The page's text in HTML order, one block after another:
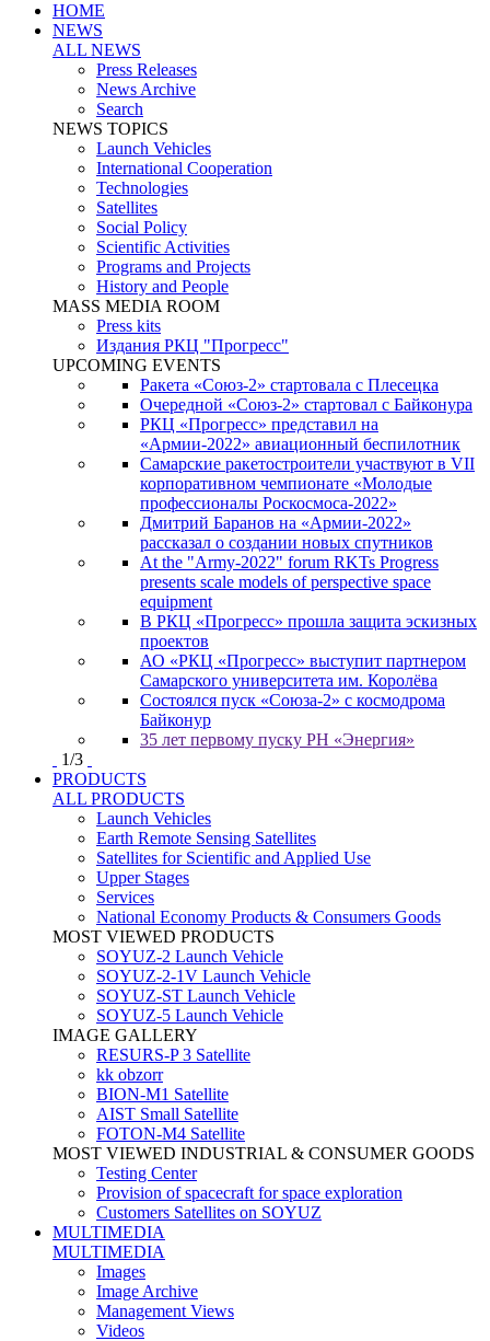
HOME
NEWS
ALL NEWS
Press Releases
News Archive
Search
NEWS TOPICS
Launch Vehicles
International Cooperation
Technologies
Satellites
Social Policy
Scientific Activities
Programs and Projects
History and People
MASS MEDIA ROOM
Press kits
Издания РКЦ "Прогресс"
UPCOMING EVENTS
Ракета «Союз-2» стартовала с Плесецка
Очередной «Союз-2» стартовал с Байконура
РКЦ «Прогресс» представил на
«Армии-2022» авиационный беспилотник
Самарские ракетостроители участвуют в VII
корпоративном чемпионате «Молодые
профессионалы Роскосмоса-2022»
Дмитрий Баранов на «Армии-2022»
рассказал о создании новых спутников
At the "Army-2022" forum RKTs Progress
presents scale models of perspective space
equipment
В РКЦ «Прогресс» прошла защита эскизных
проектов
АО «РКЦ «Прогресс» выступит партнером
Самарского университета им. Королёва
Состоялся пуск «Союза-2» с космодрома
Байконур
35 лет первому пуску РН «Энергия»
1/3
PRODUCTS
ALL PRODUCTS
Launch Vehicles
Earth Remote Sensing Satellites
Satellites for Scientific and Applied Use
Upper Stages
Services
National Economy Products & Consumers Goods
MOST VIEWED PRODUCTS
SOYUZ-2 Launch Vehicle
SOYUZ-2-1V Launch Vehicle
SOYUZ-ST Launch Vehicle
SOYUZ-5 Launch Vehicle
IMAGE GALLERY
RESURS-P 3 Satellite
kk obzorr
BION-M1 Satellite
AIST Small Satellite
FOTON-M4 Satellite
MOST VIEWED INDUSTRIAL & CONSUMER GOODS
Testing Center
Provision of spacecraft for space exploration
Customers Satellites on SOYUZ
MULTIMEDIA
MULTIMEDIA
Images
Image Archive
Management Views
Videos